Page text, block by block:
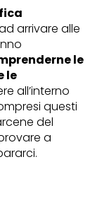
arrivare alle
le
le
all’interno
questi
del
a